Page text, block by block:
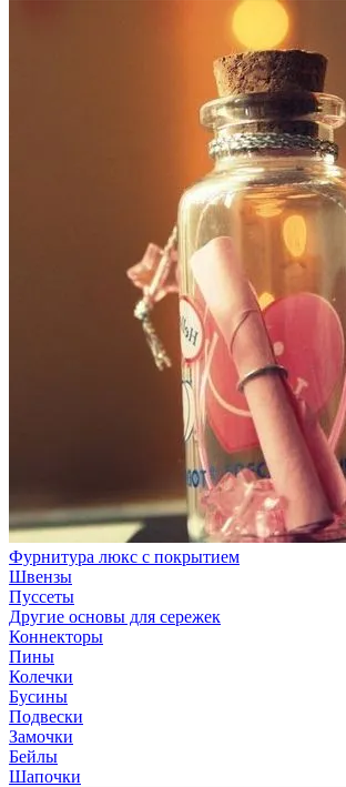
Фурнитура люкс с покрытием
Швензы
Пуссеты
Другие основы для сережек
Коннекторы
Пины
Колечки
Бусины
Подвески
Замочки
Бейлы
Шапочки